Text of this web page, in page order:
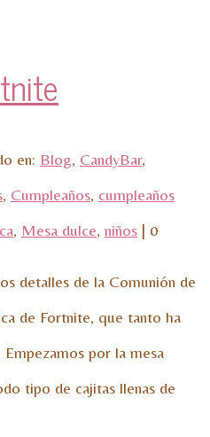
en: Blog, CandyBar,
, Cumpleaños, cumpleaños
, Mesa dulce, niños | 0
detalles de la Comunión de
de Fortnite, que tanto ha
por la mesa
tipo de cajitas llenas de